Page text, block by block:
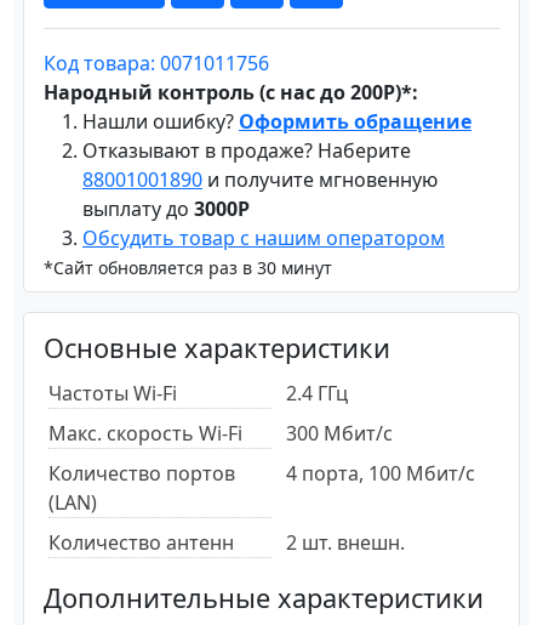
Код товара: 0071011756
Народный контроль (с нас до 200Р)*:
Нашли ошибку? Оформить обращение
Отказывают в продаже? Наберите
88001001890 и получите мгновенную
выплату до 3000Р
Обсудить товар с нашим оператором
*Сайт обновляется раз в 30 минут
Основные характеристики
Частоты Wi-Fi
2.4 ГГц
Макс. скорость Wi-Fi
300 Мбит/с
Количество портов
(LAN)
4 порта, 100 Мбит/с
Количество антенн 2 шт. внешн.
Дополнительные характеристики